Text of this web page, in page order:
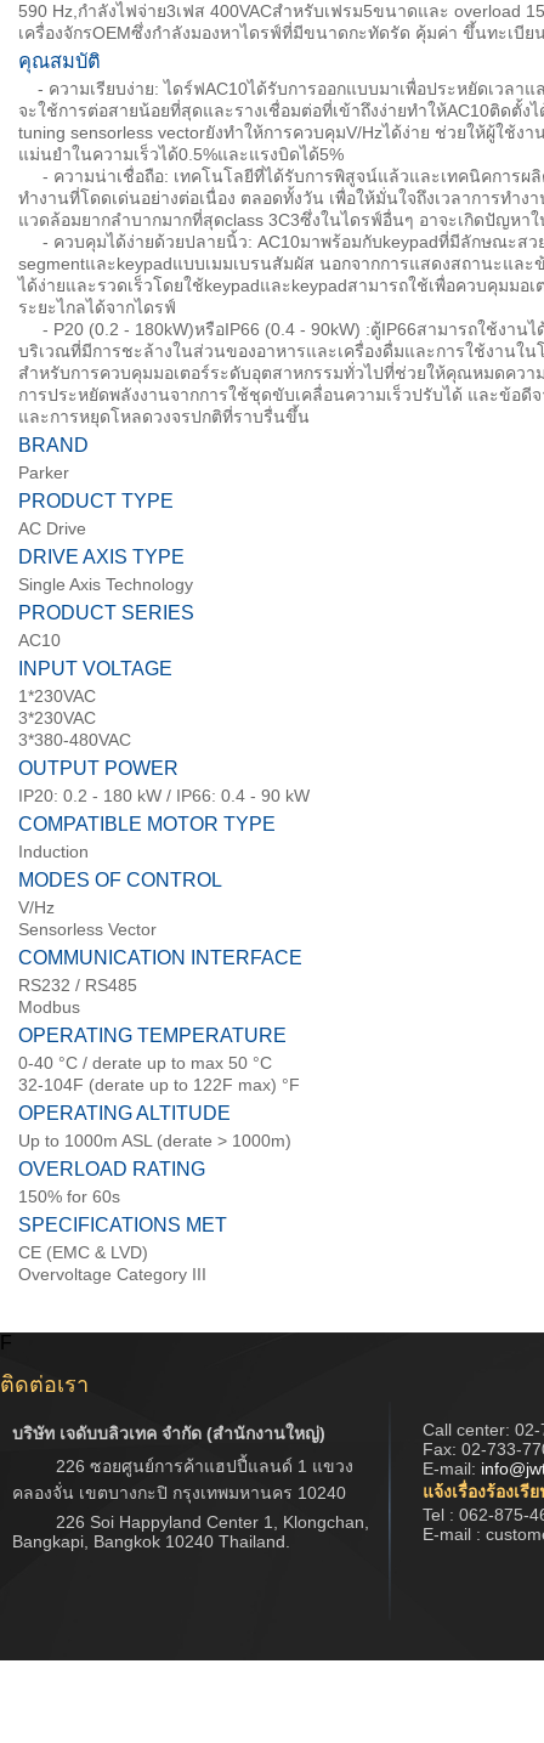
590 Hz,กำลังไฟจ่าย3เฟส 400VACสำหรับเฟรม5ขนาดและ overload
เครื่องจักรOEMซึ่งกำลังมองหาไดรฟ์ที่มีขนาดกะทัดรัด คุ้มค่า ขึ้นทะเบี
คุณสมบัติ
- ความเรียบง่าย: ไดร์ฟAC10ได้รับการออกแบบมาเพื่อประหยัดเวลา
จะใช้การต่อสายน้อยที่สุดและรางเชื่อมต่อที่เข้าถึงง่ายทำให้AC10ติดตั้
tuning sensorless vectorยังทำให้การควบคุมV/Hzได้ง่าย ช่วยให้ผู้ใช้
แม่นยำในความเร็วได้0.5%และแรงบิดได้5%
- ความน่าเชื่อถือ: เทคโนโลยีที่ได้รับการพิสูจน์แล้วและเทคนิคการผ
ทำงานที่โดดเด่นอย่างต่อเนื่อง ตลอดทั้งวัน เพื่อให้มั่นใจถึงเวลาการท
แวดล้อมยากลำบากมากที่สุดclass 3C3ซึ่งในไดรฟ์อื่นๆ อาจะเกิดปัญห
- ควบคุมได้ง่ายด้วยปลายนิ้ว: AC10มาพร้อมกับkeypadที่มีลักษณะสว
segmentและkeypadแบบเมมเบรนสัมผัส นอกจากการแสดงสถานะแล
ได้ง่ายและรวดเร็วโดยใช้keypadและkeypadสามารถใช้เพื่อควบคุมมอ
ระยะไกลได้จากไดรฟ์
- P20 (0.2 - 180kW)หรือIP66 (0.4 - 90kW) :ตู้IP66สามารถใช้งา
บริเวณที่มีการชะล้างในส่วนของอาหารและเครื่องดื่มและการใช้งานใ
สำหรับการควบคุมมอเตอร์ระดับอุตสาหกรรมทั่วไปที่ช่วยให้คุณหมดคว
การประหยัดพลังงานจากการใช้ชุดขับเคลื่อนความเร็วปรับได้ และข้อ
และการหยุดโหลดวงจรปกติที่ราบรื่นขึ้น
BRAND
Parker
PRODUCT TYPE
AC Drive
DRIVE AXIS TYPE
Single Axis Technology
PRODUCT SERIES
AC10
INPUT VOLTAGE
1*230VAC
3*230VAC
3*380-480VAC
OUTPUT POWER
IP20: 0.2 - 180 kW / IP66: 0.4 - 90 kW
COMPATIBLE MOTOR TYPE
Induction
MODES OF CONTROL
V/Hz
Sensorless Vector
COMMUNICATION INTERFACE
RS232 / RS485
Modbus
OPERATING TEMPERATURE
0-40 °C / derate up to max 50 °C
32-104F (derate up to 122F max) °F
OPERATING ALTITUDE
Up to 1000m ASL (derate > 1000m)
OVERLOAD RATING
150% for 60s
SPECIFICATIONS MET
CE (EMC & LVD)
Overvoltage Category III
F
ติดต่อเรา
บริษัท เจดับบลิวเทค จำกัด (สำนักงานใหญ่)
226 ซอยศูนย์การค้าแฮปปี้แลนด์ 1 แขวง
คลองจั่น เขตบางกะปิ กรุงเทพมหานคร 10240
226 Soi Happyland Center 1, Klongchan,
Bangkapi, Bangkok 10240 Thailand.
Call center: 02-
Fax: 02-733-
E-mail:
แจ้งเรื่องร้องเรี
Tel : 062-875-
E-mail :